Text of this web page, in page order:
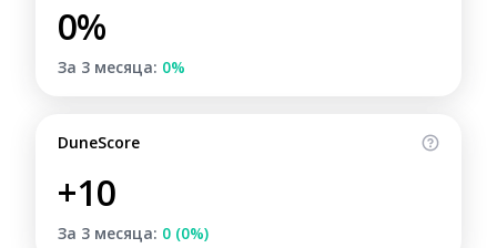
0%
За 3 месяца: 0%
DuneScore
+10
За 3 месяца: 0 (0%)